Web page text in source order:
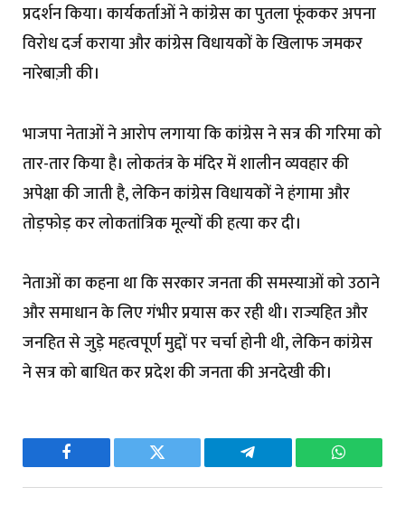
प्रदर्शन किया। कार्यकर्ताओं ने कांग्रेस का पुतला फूंककर अपना
विरोध दर्ज कराया और कांग्रेस विधायकों के खिलाफ जमकर
नारेबाज़ी की।
भाजपा नेताओं ने आरोप लगाया कि कांग्रेस ने सत्र की गरिमा को
तार-तार किया है। लोकतंत्र के मंदिर में शालीन व्यवहार की
अपेक्षा की जाती है, लेकिन कांग्रेस विधायकों ने हंगामा और
तोड़फोड़ कर लोकतांत्रिक मूल्यों की हत्या कर दी।
नेताओं का कहना था कि सरकार जनता की समस्याओं को उठाने
और समाधान के लिए गंभीर प्रयास कर रही थी। राज्यहित और
जनहित से जुड़े महत्वपूर्ण मुद्दों पर चर्चा होनी थी, लेकिन कांग्रेस
ने सत्र को बाधित कर प्रदेश की जनता की अनदेखी की।
Facebook Twitter Telegram